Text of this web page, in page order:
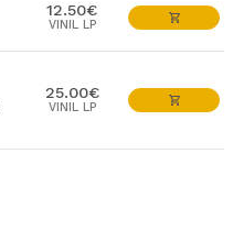
12.50€
VINIL LP
25.00€
VINIL LP